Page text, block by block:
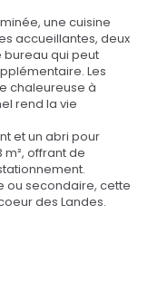
une cuisine
accueillantes, deux
bureau qui peut
Les
chaleureuse à
rend la vie
et un abri pour
offrant de
ou secondaire, cette
des Landes.